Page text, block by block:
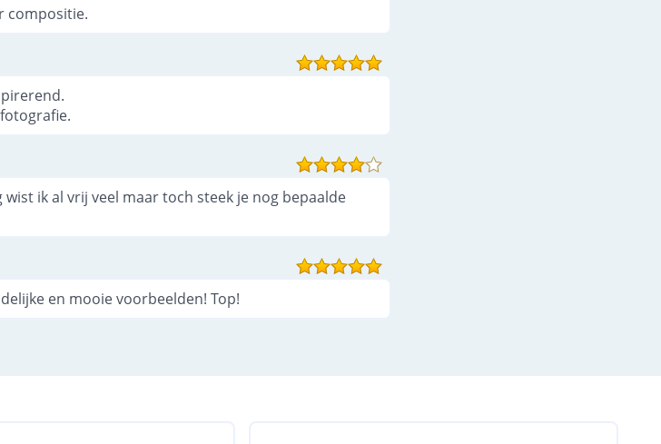
compositie.
ik al vrij veel maar toch steek je nog bepaalde
en mooie voorbeelden! Top!